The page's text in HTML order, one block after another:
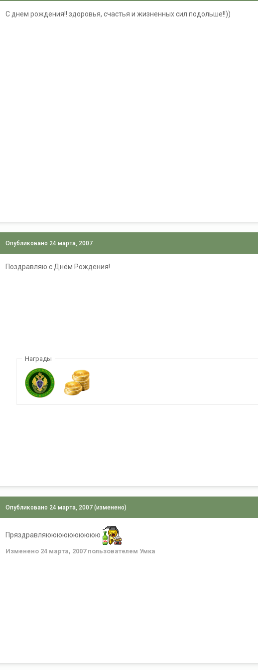
С днем рождения!! здоровья, счастья и жизненных сил подольше!!))
Опубликовано 24 марта, 2007
Поздравляю с Днём Рождения!
Награды
Опубликовано 24 марта, 2007 (изменено)
Пряздравляюююююююююю
Изменено 24 марта, 2007пользователем Умка